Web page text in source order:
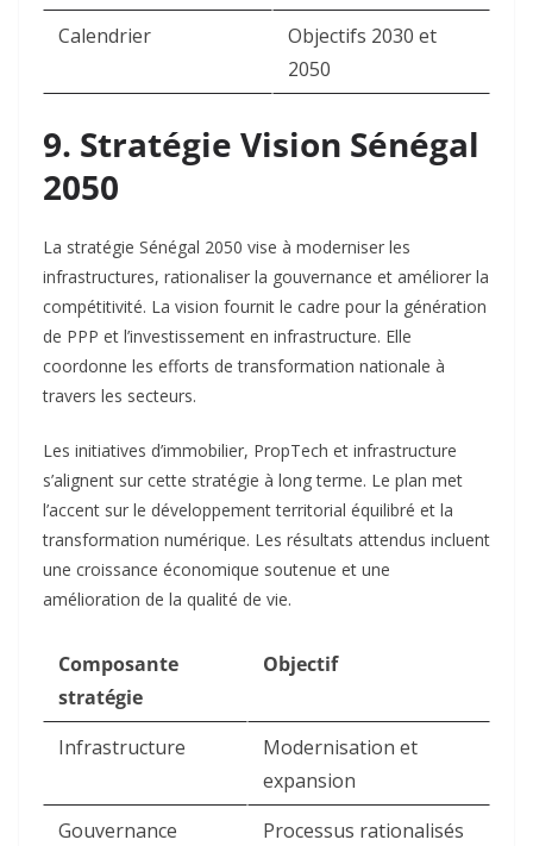
Calendrier
Objectifs 2030 et
2050
9. Stratégie Vision Sénégal
2050
La stratégie Sénégal 2050 vise à moderniser les
infrastructures, rationaliser la gouvernance et améliorer la
compétitivité. La vision fournit le cadre pour la génération
de PPP et l’investissement en infrastructure. Elle
coordonne les efforts de transformation nationale à
travers les secteurs.​
Les initiatives d’immobilier, PropTech et infrastructure
s’alignent sur cette stratégie à long terme. Le plan met
l’accent sur le développement territorial équilibré et la
transformation numérique. Les résultats attendus incluent
une croissance économique soutenue et une
amélioration de la qualité de vie.​
Composante
stratégie
Objectif
Infrastructure
Modernisation et
expansion
Gouvernance
Processus rationalisés